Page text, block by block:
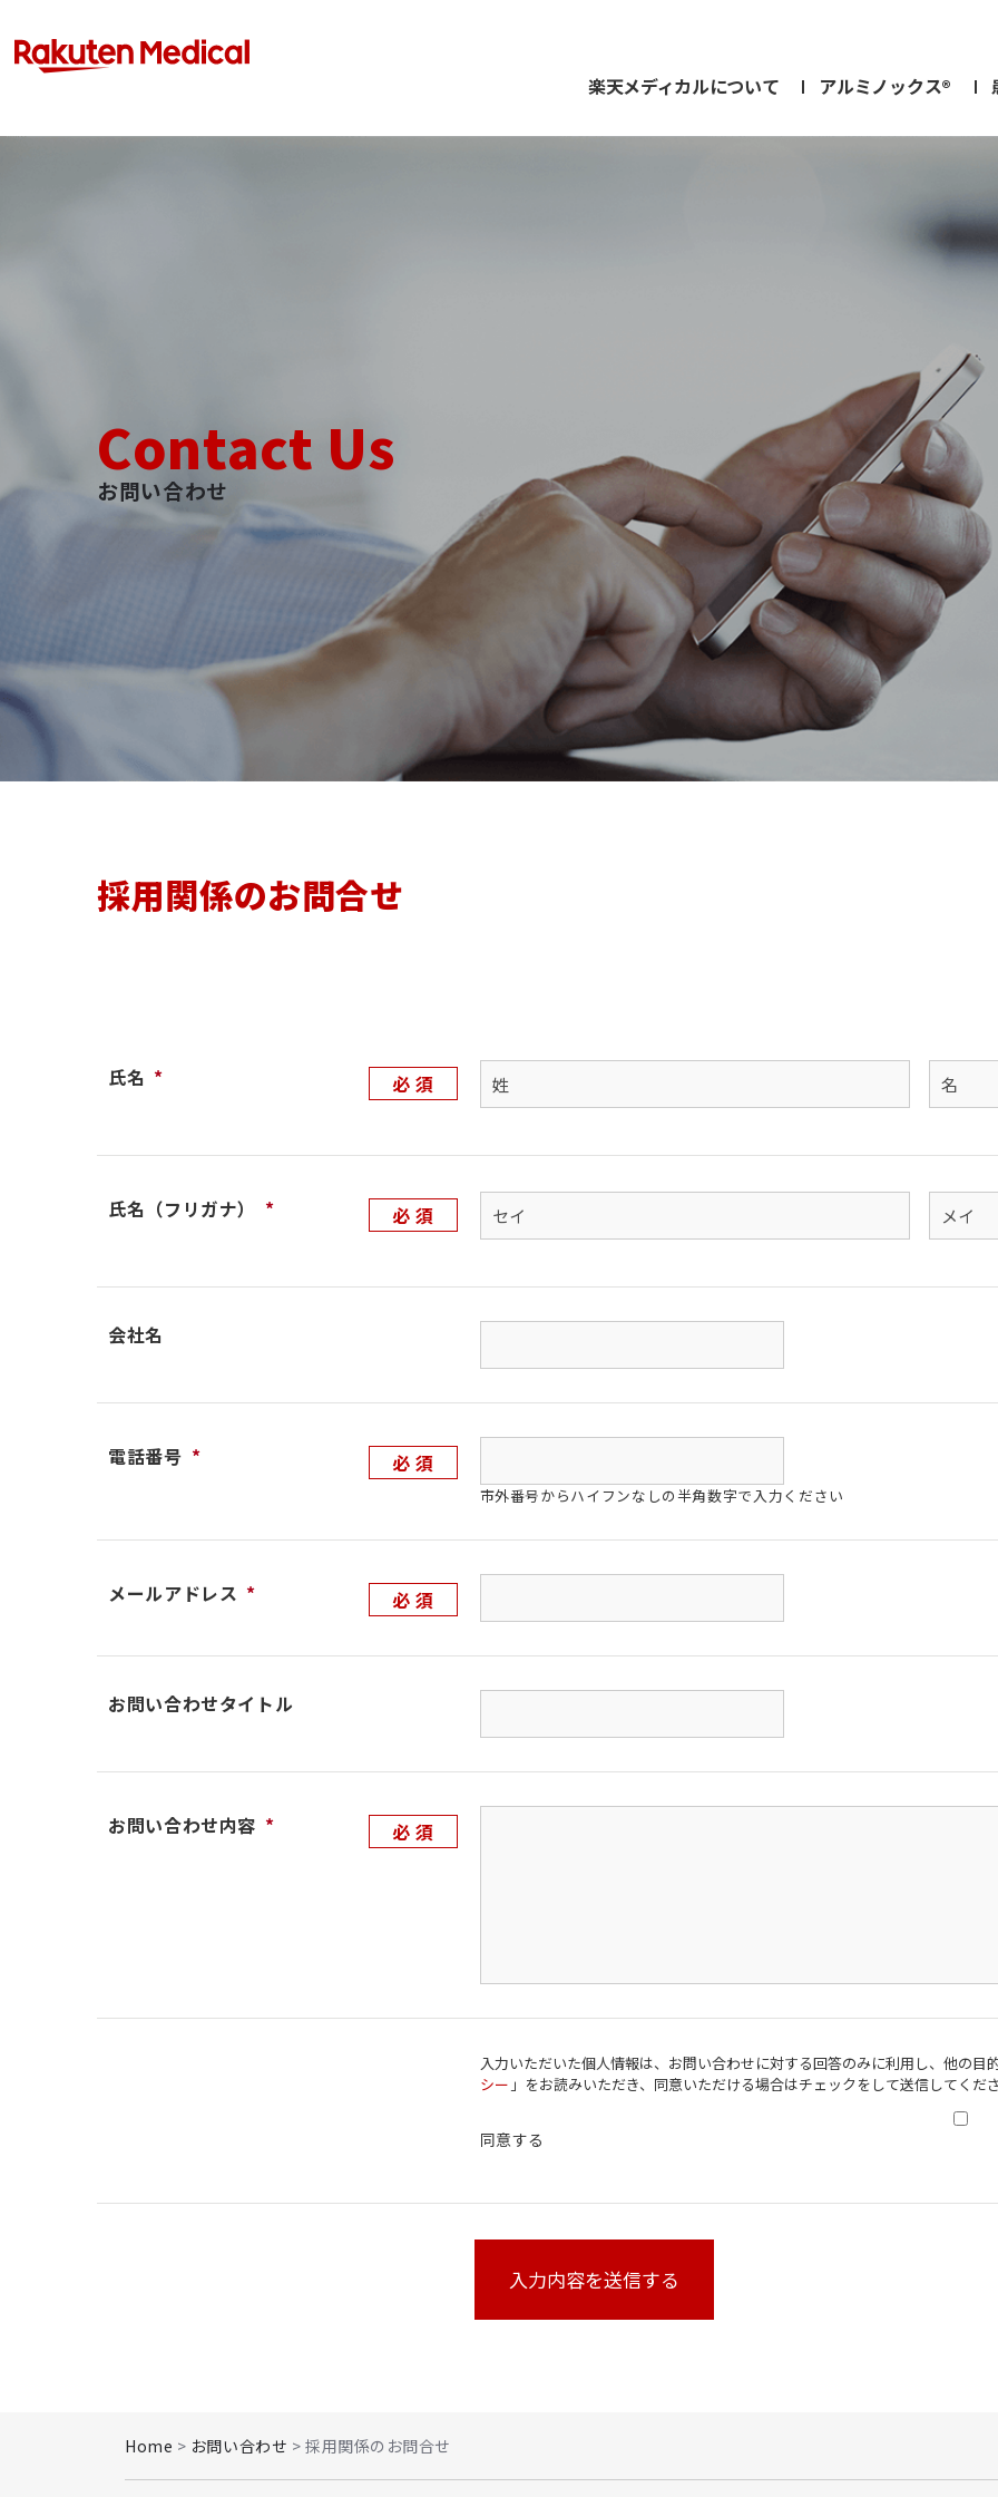
楽天メディカルについて アルミノックス®
Contact Us
お問い合わせ
採用関係のお問合せ
氏名 *
氏名（フリガナ） *
会社名
電話番号 *
メールアドレス *
お問い合わせタイトル
お問い合わせ内容 *
入力いただいた個人情報は、お問い合わせに対する回答のみに利用し、他の目
シー 」をお読みいただき、同意いただける場合はチェックをして送信してくださ
同意する
入力内容を送信する
Home > お問い合わせ > 採用関係のお問合せ